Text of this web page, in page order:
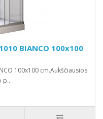
BIANCO 100x100
100x100 cm.Aukščiausios
p..